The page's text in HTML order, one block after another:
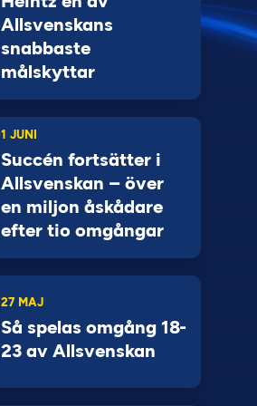
Allsvenskans
snabbaste
målskyttar
1 JUNI
Succén fortsätter i
Allsvenskan – över
en miljon åskådare
efter tio omgångar
27 MAJ
Så spelas omgång 18-
23 av Allsvenskan